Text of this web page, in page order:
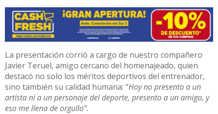
La presentación corrió a cargo de nuestro compañero
Javier Teruel, amigo cercano del homenajeado, quien
destacó no solo los méritos deportivos del entrenador,
sino también su calidad humana: “Hoy no presento a un
artista ni a un personaje del deporte, presento a un amigo, y
eso me llena de orgullo”.